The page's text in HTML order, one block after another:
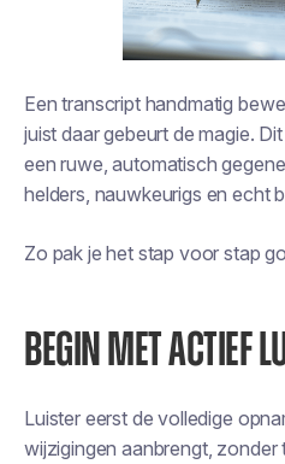
Een transcript handmatig
juist daar gebeurt de magie.
een ruwe, automatisch
helders, nauwkeurigs en echt
Zo pak je het stap voor stap
BEGIN MET ACTIEF
Luister eerst de volledige
wijzigingen aanbrengt, zonder